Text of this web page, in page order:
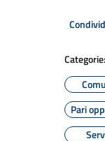
Categorie:
Pari